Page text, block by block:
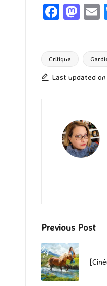
Fa
o
o
M
d
o
l
Tags:
Critique
Last updated
Post
Previous Post